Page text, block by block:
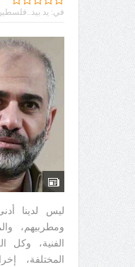
في: يد
ليس لدينا
ومطربيهم،
الفنية، وكل
المختلفة،